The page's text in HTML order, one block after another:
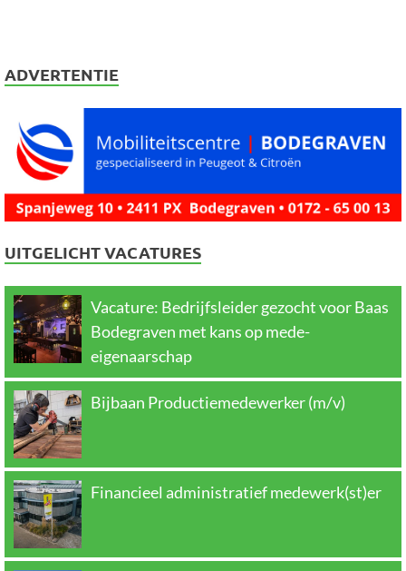
ADVERTENTIE
UITGELICHT VACATURES
Vacature: Bedrijfsleider gezocht voor Baas
Bodegraven met kans op mede-
eigenaarschap
Bijbaan Productiemedewerker (m/v)
Financieel administratief medewerk(st)er